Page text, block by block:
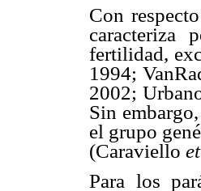
Con
caracteriza
fertilidad,
1994;
2002;
Sin
el grupo
(Caraviello
Para los